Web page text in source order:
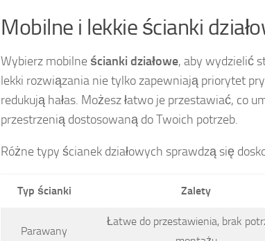
Mobilne i lekkie ścianki
Wybierz mobilne ścianki działowe, aby wydzielić
lekki rozwiązania nie tylko zapewniają priorytet
redukują hałas. Możesz łatwo je przestawiać, co
przestrzenią dostosowaną do Twoich potrzeb.
Różne typy ścianek działowych sprawdzą się
Typ ścianki Zalety
Parawany
Łatwe do przestawienia, brak